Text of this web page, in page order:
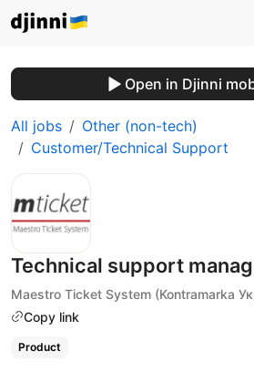
Open in Djinni
All jobs
Other (non-tech)
Customer/Technical Support
Technical support
Maestro Ticket System (Kontramarka
Copy link
Product